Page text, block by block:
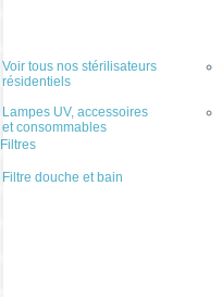
Voir tous nos stérilisateurs
résidentiels
Lampes UV, accessoires
et consommables
Filtres
Filtre douche et bain